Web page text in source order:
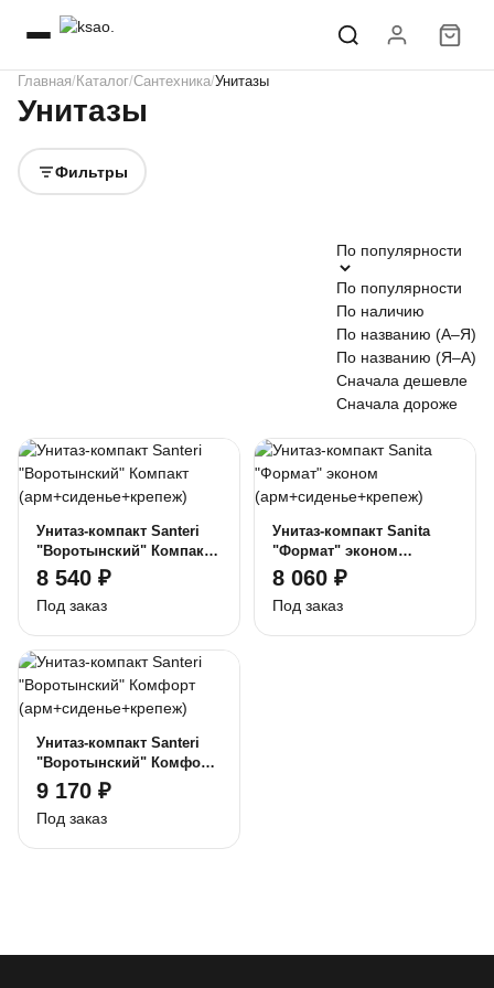
Главная Каталог Сантехника Унитазы
Унитазы
Фильтры
По популярности
По популярности
По наличию
По названию (А–Я)
По названию (Я–А)
Сначала дешевле
Сначала дороже
Унитаз-компакт Santeri
"Воротынский" Компакт
(арм+сиденье+крепеж)
8 540 ₽
Под заказ
Унитаз-компакт Sanita
"Формат" эконом
(арм+сиденье+крепеж)
8 060 ₽
Под заказ
Унитаз-компакт Santeri
"Воротынский" Комфорт
(арм+сиденье+крепеж)
9 170 ₽
Под заказ